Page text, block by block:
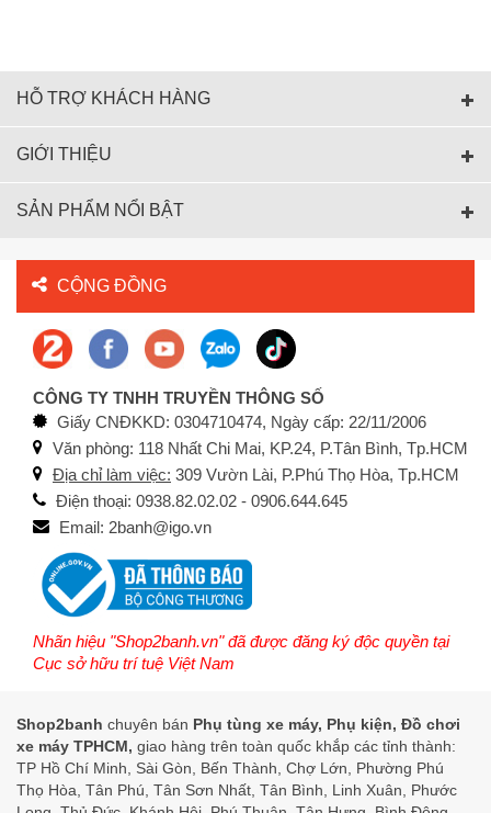
HỖ TRỢ KHÁCH HÀNG
GIỚI THIỆU
SẢN PHẨM NỔI BẬT
CỘNG ĐỒNG
CÔNG TY TNHH TRUYỀN THÔNG SỐ
Giấy CNĐKKD: 0304710474, Ngày cấp: 22/11/2006
Văn phòng: 118 Nhất Chi Mai, KP.24, P.Tân Bình, Tp.HCM
Địa chỉ làm việc: 309 Vườn Lài, P.Phú Thọ Hòa, Tp.HCM
Điện thoại: 0938.82.02.02 - 0906.644.645
Email: 2banh@igo.vn
Nhãn hiệu "Shop2banh.vn" đã được đăng ký độc quyền tại
Cục sở hữu trí tuệ Việt Nam
Shop2banh chuyên bán Phụ tùng xe máy, Phụ kiện, Đồ chơi
xe máy TPHCM, giao hàng trên toàn quốc khắp các tỉnh thành:
TP Hồ Chí Minh, Sài Gòn, Bến Thành, Chợ Lớn, Phường Phú
Thọ Hòa, Tân Phú, Tân Sơn Nhất, Tân Bình, Linh Xuân, Phước